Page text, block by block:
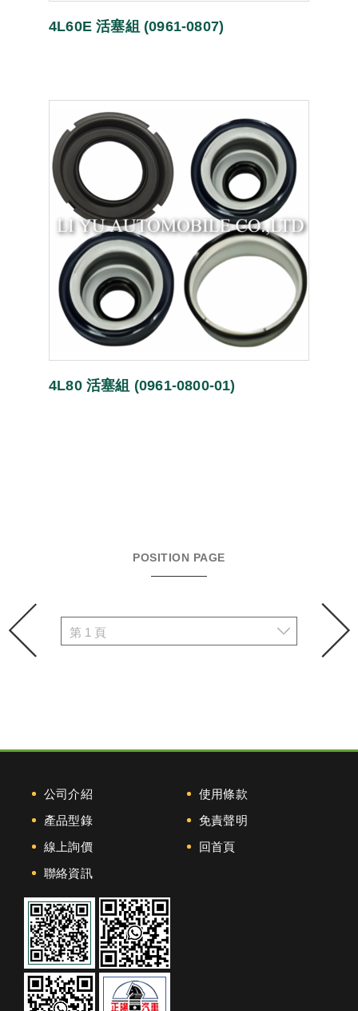
4L60E 活塞組 (0961-0807)
4L80 活塞組 (0961-0800-01)
POSITION PAGE
公司介紹
使用條款
產品型錄
免責聲明
線上詢價
回首頁
聯絡資訊